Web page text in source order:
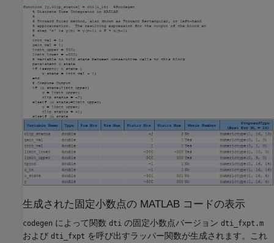
生成された固定小数点の MATLAB コードの表示
codegen によって関数 dti の固定小数点バージョン dti_fxpt.m
および dti_fxpt を呼び出すラッパー関数が生成されます。これ